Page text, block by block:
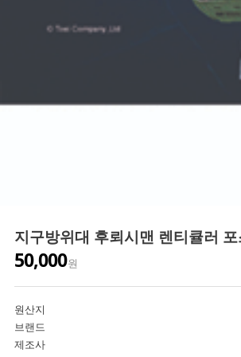
지구방위대 후뢰시맨 렌티큘러 포
50,000원
원산지
브랜드
제조사